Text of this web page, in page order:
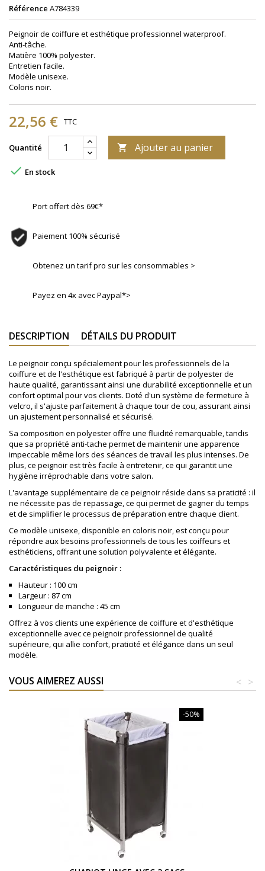
Référence A784339
Peignoir de coiffure et esthétique professionnel waterproof.
Anti-tâche.
Matière 100% polyester.
Entretien facile.
Modèle unisexe.
Coloris noir.
22,56 € TTC
Quantité  Ajouter au panier
 En stock
Port offert dès 69€*
Paiement 100% sécurisé
Obtenez un tarif pro sur les consommables >
Payez en 4x avec Paypal*>
DESCRIPTION DÉTAILS DU PRODUIT
Le peignoir conçu spécialement pour les professionnels de la
coiffure et de l'esthétique est fabriqué à partir de polyester de
haute qualité, garantissant ainsi une durabilité exceptionnelle et un
confort optimal pour vos clients. Doté d'un système de fermeture à
velcro, il s'ajuste parfaitement à chaque tour de cou, assurant ainsi
un ajustement personnalisé et sécurisé.
Sa composition en polyester offre une fluidité remarquable, tandis
que sa propriété anti-tache permet de maintenir une apparence
impeccable même lors des séances de travail les plus intenses. De
plus, ce peignoir est très facile à entretenir, ce qui garantit une
hygiène irréprochable dans votre salon.
L'avantage supplémentaire de ce peignoir réside dans sa praticité : il
ne nécessite pas de repassage, ce qui permet de gagner du temps
et de simplifier le processus de préparation entre chaque client.
Ce modèle unisexe, disponible en coloris noir, est conçu pour
répondre aux besoins professionnels de tous les coiffeurs et
esthéticiens, offrant une solution polyvalente et élégante.
Caractéristiques du peignoir :
Hauteur : 100 cm
Largeur : 87 cm
Longueur de manche : 45 cm
Offrez à vos clients une expérience de coiffure et d'esthétique
exceptionnelle avec ce peignoir professionnel de qualité
supérieure, qui allie confort, praticité et élégance dans un seul
modèle.
VOUS AIMEREZ AUSSI >
<
-50%